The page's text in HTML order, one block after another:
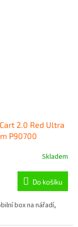
2.0 Red Ultra
P90700
Skladem
Do košíku
box na nářadí,